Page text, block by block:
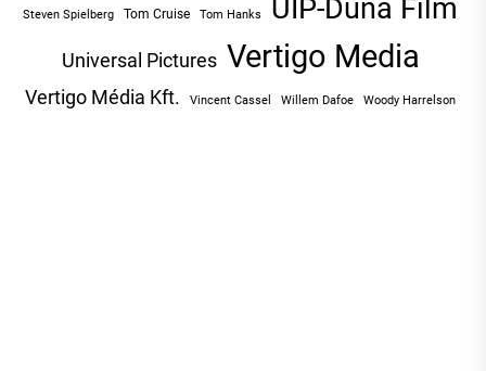
Steven Spielberg Tom Cruise Tom Hanks UIP-Duna Film
Universal Pictures Vertigo Media
Vertigo Média Kft. Vincent Cassel Willem Dafoe Woody Harrelson